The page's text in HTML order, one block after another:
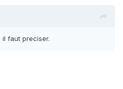
il faut preciser.